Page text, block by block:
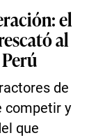
el
al
de
competir y
que